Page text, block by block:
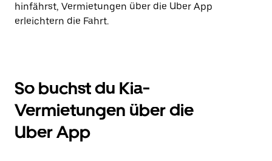
hinfährst, Vermietungen über die Uber App
erleichtern die Fahrt.
So buchst du Kia-
Vermietungen über die
Uber App